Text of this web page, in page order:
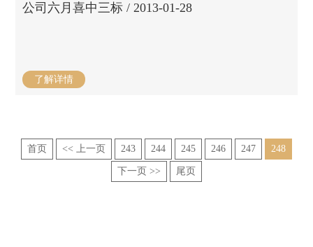
公司六月喜中三标 / 2013-01-28
了解详情
首页 << 上一页 243 244 245 246 247 248
下一页 >> 尾页